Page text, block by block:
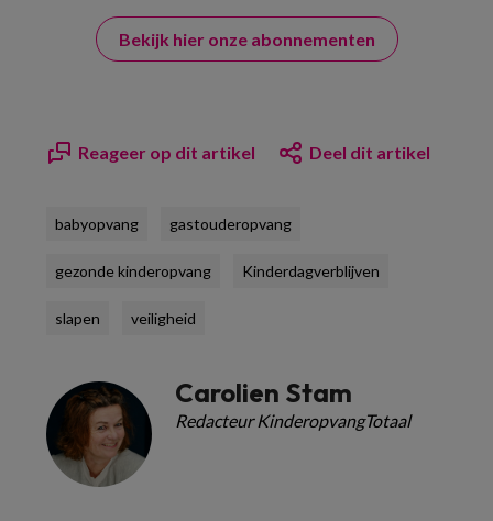
Bekijk hier onze abonnementen
Reageer op dit artikel Deel dit artikel
babyopvang gastouderopvang
gezonde kinderopvang Kinderdagverblijven
slapen veiligheid
Carolien Stam
Redacteur KinderopvangTotaal